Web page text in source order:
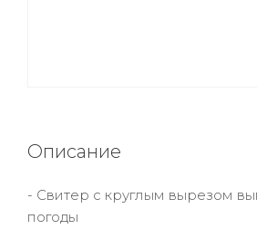
Описание
- Свитер с круглым вырезом
погоды